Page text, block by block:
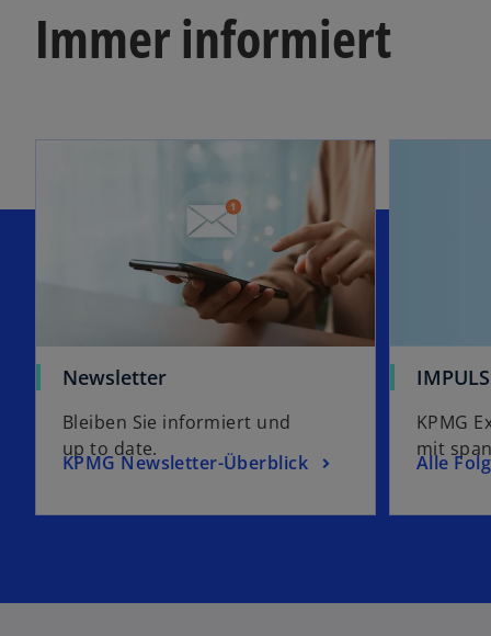
Immer informiert
Newsletter
Bleiben Sie informiert und
up to date.
KPMG Newsletter-Überblick
KPMG
mit
Alle